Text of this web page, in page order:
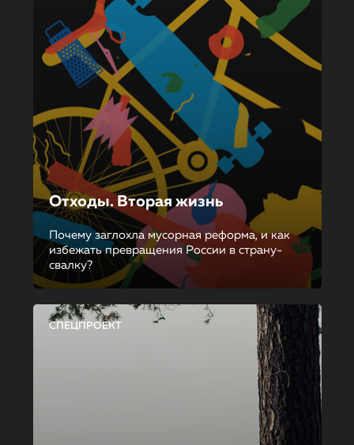
Отходы. Вторая жизнь
Почему заглохла мусорная реформа, и как
избежать превращения России в страну-
свалку?
СПЕЦПРОЕКТ